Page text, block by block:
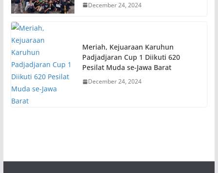
December 24, 2024
Meriah, Kejuaraan Karuhun
Padjadjaran Cup 1 Diikuti 620
Pesilat Muda se-Jawa Barat
December 24, 2024